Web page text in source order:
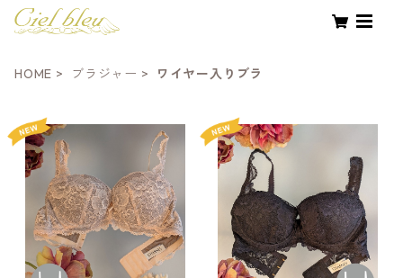
HOME ブラジャー ワイヤー入りブラ